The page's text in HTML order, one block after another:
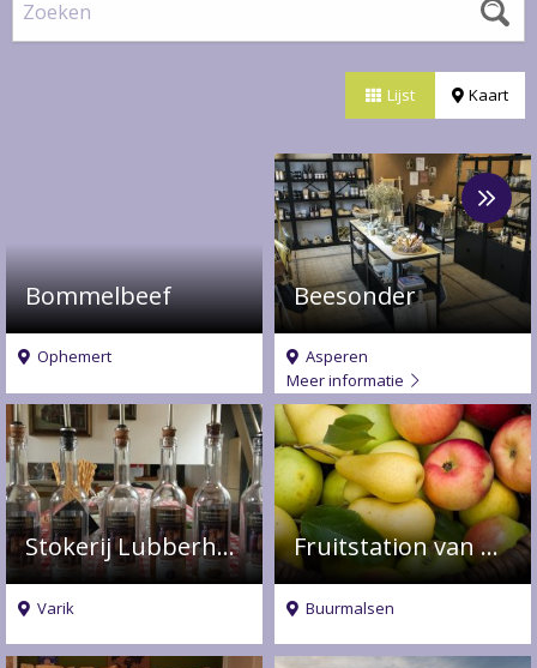
Lijst Kaart
Bommelbeef
Ophemert
Beesonder
Asperen
Meer informatie
Meer
over
Beesonder
Stokerij Lubberhuizen
Varik
Fruitstation van Arkel
Buurmalsen